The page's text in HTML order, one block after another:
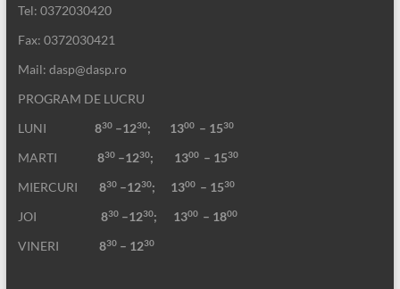
Tel: 0372030420
Fax: 0372030421
Mail: dasp@dasp.ro
PROGRAM DE LUCRU
LUNI
830–1230; 1300 – 1530
MARTI 830–1230; 1300 – 1530
MIERCURI 830–1230; 1300 – 1530
JOI 830–1230; 1300 – 1800
VINERI 830– 1230